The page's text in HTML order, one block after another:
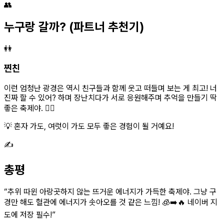
👥
누구랑 갈까? (파트너 추천기)
👭
찐친
이런 엄청난 광경은 역시 친구들과 함께 웃고 떠들며 보는 게 최고! 너
진짜 할 수 있어? 하며 장난치다가 서로 응원해주며 추억을 만들기 딱
좋은 축제야. 👯‍♀️
💡 혼자 가도, 여럿이 가도 모두 좋은 경험이 될 거예요!
✍️
총평
“추위 따윈 아랑곳하지 않는 뜨거운 에너지가 가득한 축제야. 그냥 구
경만 해도 혈관에 에너지가 솟아오를 것 같은 느낌! 🧊➡️🔥 네이버 지
도에 저장 필수!”